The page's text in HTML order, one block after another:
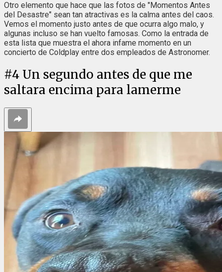
Otro elemento que hace que las fotos de "Momentos Antes
del Desastre" sean tan atractivas es la calma antes del caos.
Vemos el momento justo antes de que ocurra algo malo, y
algunas incluso se han vuelto famosas. Como la entrada de
esta lista que muestra el ahora infame momento en un
concierto de Coldplay entre dos empleados de Astronomer.
#4 Un segundo antes de que me
saltara encima para lamerme